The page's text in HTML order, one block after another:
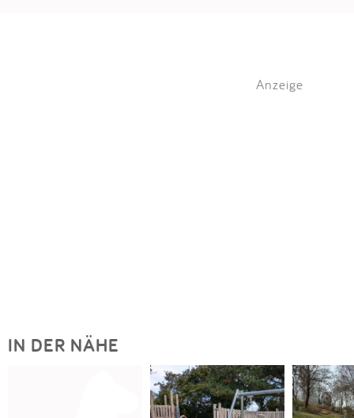
Anzeige
IN DER NÄHE